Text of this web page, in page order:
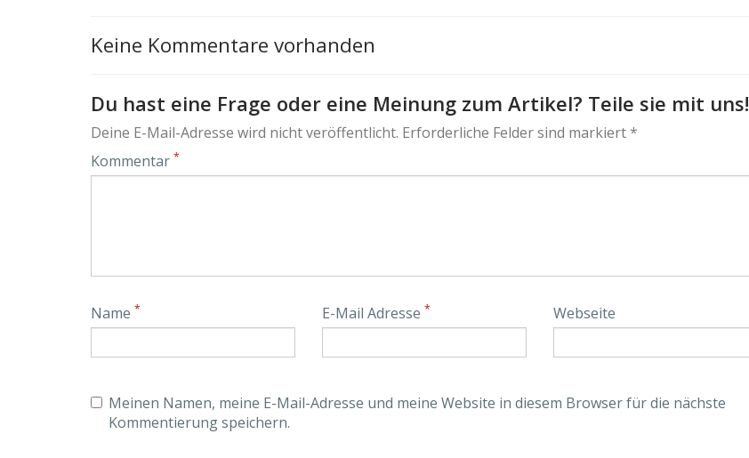
Keine Kommentare vorhanden
Du hast eine Frage oder eine Meinung zum Artikel? Teile sie mit uns!
Deine E-Mail-Adresse wird nicht veröffentlicht. Erforderliche Felder sind markiert *
Kommentar *
Name * E-Mail Adresse * Webseite
Meinen Namen, meine E-Mail-Adresse und meine Website in diesem Browser für die nächste
Kommentierung speichern.